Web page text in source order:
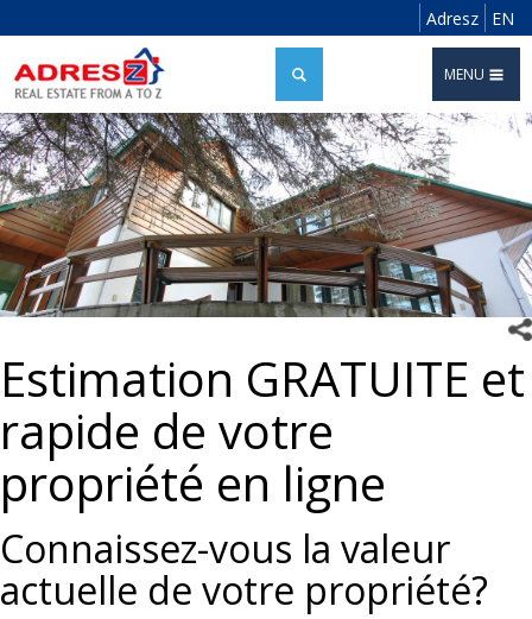
Adresz EN
MENU
Estimation GRATUITE et
rapide de votre
propriété en ligne
Connaissez-vous la valeur
actuelle de votre propriété?